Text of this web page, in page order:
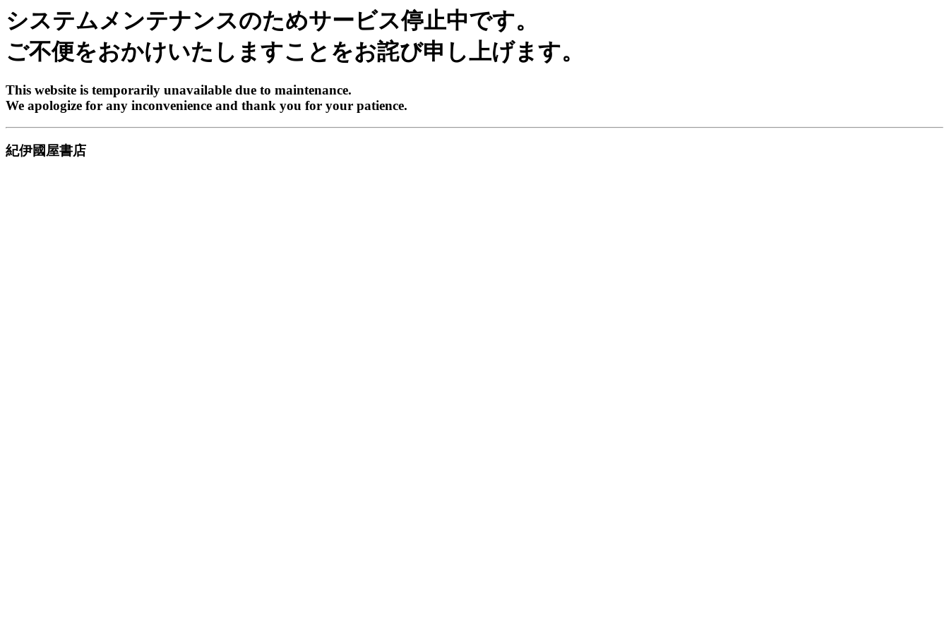
システムメンテナンスのためサービス停止中です。
ご不便をおかけいたしますことをお詫び申し上げます。
This website is temporarily unavailable due to maintenance.
We apologize for any inconvenience and thank you for your patience.
紀伊國屋書店